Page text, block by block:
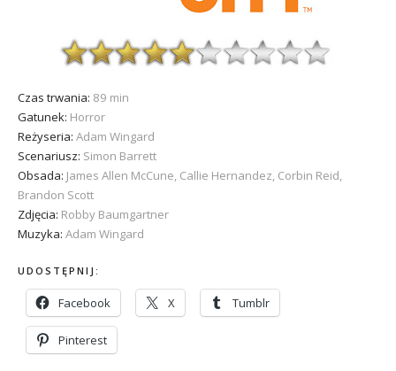
Czas trwania: 89 min
Gatunek: Horror
Reżyseria: Adam Wingard
Scenariusz: Simon Barrett
Obsada: James Allen McCune, Callie Hernandez, Corbin Reid,
Brandon Scott
Zdjęcia: Robby Baumgartner
Muzyka: Adam Wingard
UDOSTĘPNIJ:
Facebook X Tumblr
Pinterest